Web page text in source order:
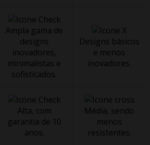
Ampla gama de
designs
inovadores,
minimalistas e
sofisticados.
Designs básicos
e menos
inovadores.
Alta, com
garantia de 10
anos.
Média, sendo
menos
resistentes.